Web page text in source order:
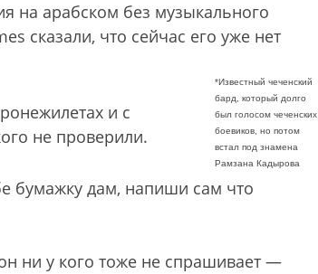
на арабском без музыкального
сказали, что сейчас его уже нет
*Известный чеченский
бард, который долго
был голосом чеченских
боевиков, но потом
встал под знамена
Рамзана Кадырова
и с
не проверили.
бумажку дам, напиши сам что
ни у кого тоже не спрашивает —